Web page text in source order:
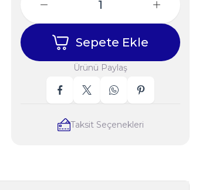
Sepete Ekle
Ürünü Paylaş
Taksit Seçenekleri